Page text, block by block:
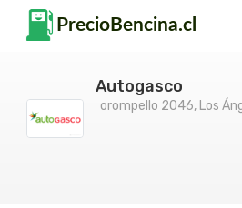
Autogasco
orompello 2046, Los